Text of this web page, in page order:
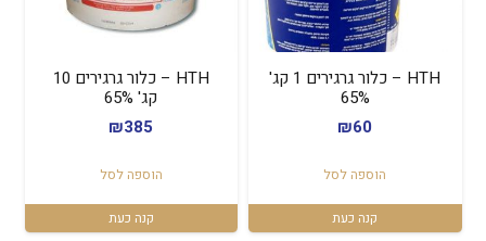
HTH – כלור גרגירים 1 קג'
65%
₪60
הוספה לסל
קנה כעת
HTH – כלור גרגירים 10
קג' 65%
₪385
הוספה לסל
קנה כעת